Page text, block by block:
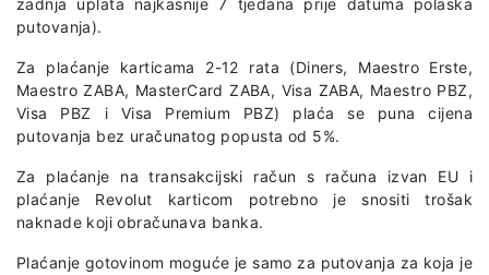
zadnja uplata najkasnije 7 tjedana prije datuma polaska
putovanja).
Za plaćanje karticama 2-12 rata (Diners, Maestro Erste,
Maestro ZABA, MasterCard ZABA, Visa ZABA, Maestro PBZ,
Visa PBZ i Visa Premium PBZ) plaća se puna cijena
putovanja bez uračunatog popusta od 5%.
Za plaćanje na transakcijski račun s računa izvan EU i
plaćanje Revolut karticom potrebno je snositi trošak
naknade koji obračunava banka.
Plaćanje gotovinom moguće je samo za putovanja za koja je